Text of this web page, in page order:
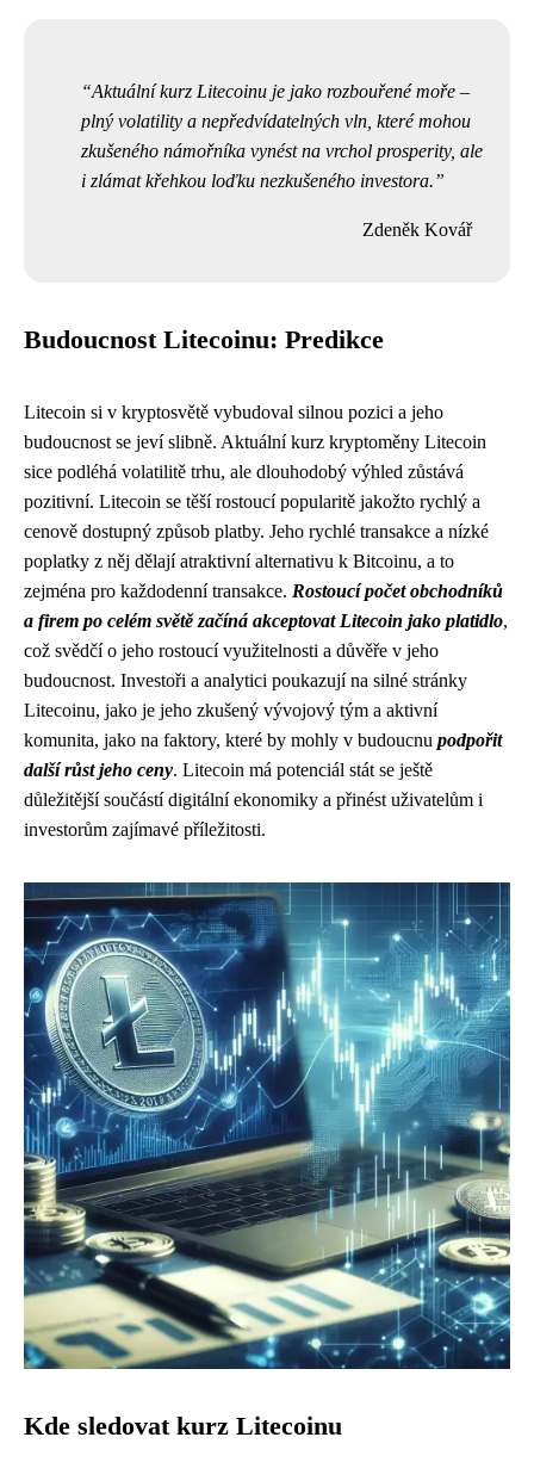
Aktuální kurz Litecoinu je jako rozbouřené moře –
plný volatility a nepředvídatelných vln, které mohou
zkušeného námořníka vynést na vrchol prosperity, ale
i zlámat křehkou loďku nezkušeného investora.
Zdeněk Kovář
Budoucnost Litecoinu: Predikce
Litecoin si v kryptosvětě vybudoval silnou pozici a jeho
budoucnost se jeví slibně. Aktuální kurz kryptoměny Litecoin
sice podléhá volatilitě trhu, ale dlouhodobý výhled zůstává
pozitivní. Litecoin se těší rostoucí popularitě jakožto rychlý a
cenově dostupný způsob platby. Jeho rychlé transakce a nízké
poplatky z něj dělají atraktivní alternativu k Bitcoinu, a to
zejména pro každodenní transakce. Rostoucí počet obchodníků
a firem po celém světě začíná akceptovat Litecoin jako platidlo,
což svědčí o jeho rostoucí využitelnosti a důvěře v jeho
budoucnost. Investoři a analytici poukazují na silné stránky
Litecoinu, jako je jeho zkušený vývojový tým a aktivní
komunita, jako na faktory, které by mohly v budoucnu podpořit
další růst jeho ceny. Litecoin má potenciál stát se ještě
důležitější součástí digitální ekonomiky a přinést uživatelům i
investorům zajímavé příležitosti.
Kde sledovat kurz Litecoinu